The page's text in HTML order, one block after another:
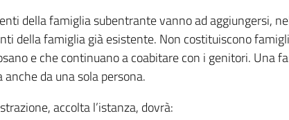
della famiglia subentrante vanno ad aggiungersi,
della famiglia già esistente. Non costituiscono
e che continuano a coabitare con i genitori. Una
anche da una sola persona.
accolta l’istanza, dovrà: